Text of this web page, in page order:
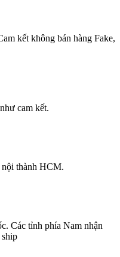
kết không bán hàng Fake,
cam kết.
nội thành HCM.
Các tỉnh phía Nam nhận